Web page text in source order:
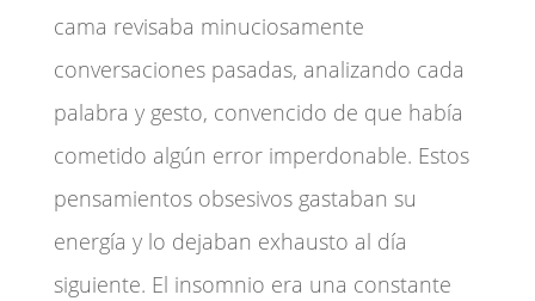
cama revisaba minuciosamente
conversaciones pasadas, analizando cada
palabra y gesto, convencido de que había
cometido algún error imperdonable. Estos
pensamientos obsesivos gastaban su
energía y lo dejaban exhausto al día
siguiente. El insomnio era una constante